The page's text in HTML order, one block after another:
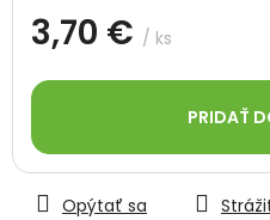
3,70 € / ks
cena:
PRIDAŤ
Opýtať sa